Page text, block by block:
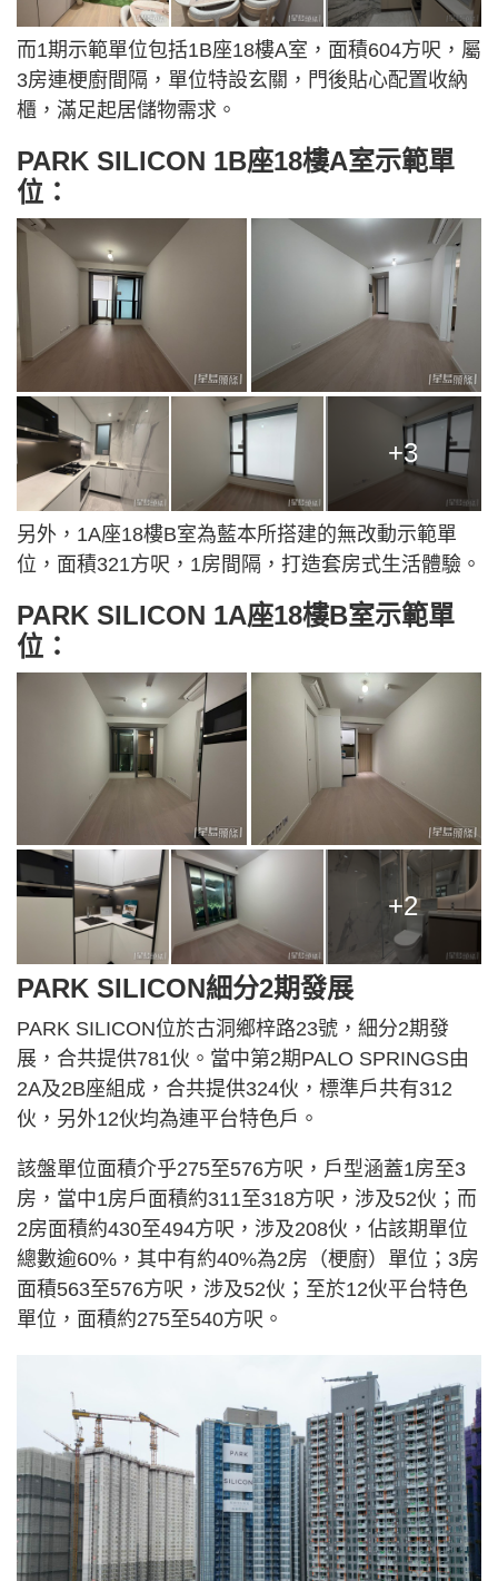
而1期示範單位包括1B座18樓A室，面積604方呎，屬
3房連梗廚間隔，單位特設玄關，門後貼心配置收納
櫃，滿足起居儲物需求。
PARK SILICON 1B座18樓A室示範單
位：
+3
另外，1A座18樓B室為藍本所搭建的無改動示範單
位，面積321方呎，1房間隔，打造套房式生活體驗。
PARK SILICON 1A座18樓B室示範單
位：
+2
PARK SILICON細分2期發展
PARK SILICON位於古洞鄉梓路23號，細分2期發
展，合共提供781伙。當中第2期PALO SPRINGS由
2A及2B座組成，合共提供324伙，標準戶共有312
伙，另外12伙均為連平台特色戶。
該盤單位面積介乎275至576方呎，戶型涵蓋1房至3
房，當中1房戶面積約311至318方呎，涉及52伙；而
2房面積約430至494方呎，涉及208伙，佔該期單位
總數逾60%，其中有約40%為2房（梗廚）單位；3房
面積563至576方呎，涉及52伙；至於12伙平台特色
單位，面積約275至540方呎。